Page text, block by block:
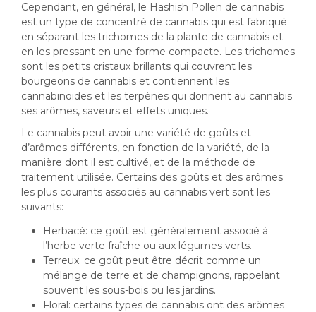
Cependant, en général, le Hashish Pollen de cannabis
est un type de concentré de cannabis qui est fabriqué
en séparant les trichomes de la plante de cannabis et
en les pressant en une forme compacte. Les trichomes
sont les petits cristaux brillants qui couvrent les
bourgeons de cannabis et contiennent les
cannabinoïdes et les terpènes qui donnent au cannabis
ses arômes, saveurs et effets uniques.
Le cannabis peut avoir une variété de goûts et
d’arômes différents, en fonction de la variété, de la
manière dont il est cultivé, et de la méthode de
traitement utilisée. Certains des goûts et des arômes
les plus courants associés au cannabis vert sont les
suivants:
Herbacé: ce goût est généralement associé à
l’herbe verte fraîche ou aux légumes verts.
Terreux: ce goût peut être décrit comme un
mélange de terre et de champignons, rappelant
souvent les sous-bois ou les jardins.
Floral: certains types de cannabis ont des arômes